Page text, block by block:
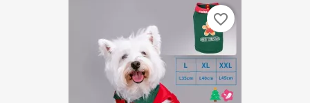
favorite_border